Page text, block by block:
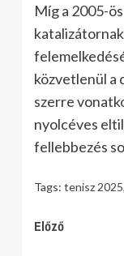
Míg a 2005-
közvetlenül
szerre
nyolcéves
fellebbezés
Tags: tenisz 2025,
Continue
Előző